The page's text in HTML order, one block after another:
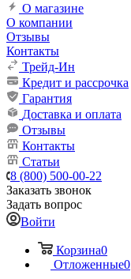
О магазине
О компании
Отзывы
Контакты
Трейд-Ин
Кредит и рассрочка
Гарантия
Доставка и оплата
Отзывы
Контакты
Статьи
8 (800) 500-00-22
Заказать звонок
Задать вопрос
Войти
Корзина0
Отложенные0